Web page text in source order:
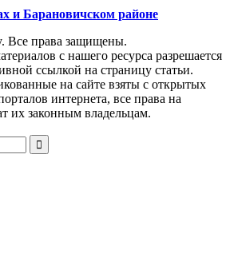
и Барановичском районе
Все права защищены.
с нашего ресурса разрешается
ссылкой на страницу статьи.
на сайте взяты с открытых
интернета, все права на
их законным владельцам.